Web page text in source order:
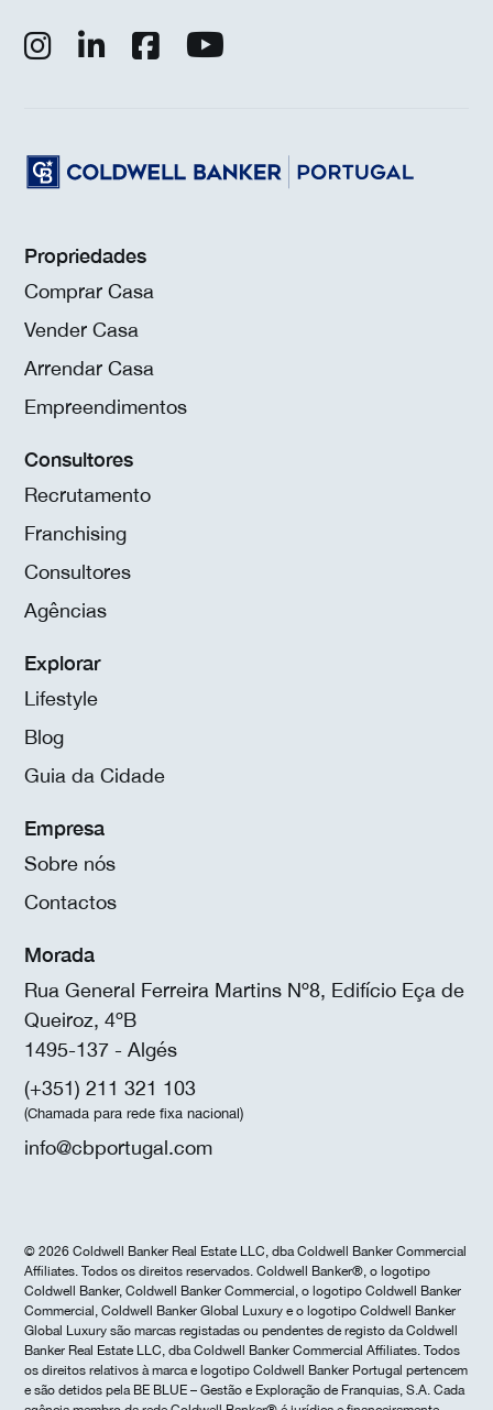
Propriedades
Comprar Casa
Vender Casa
Arrendar Casa
Empreendimentos
Consultores
Recrutamento
Franchising
Consultores
Agências
Explorar
Lifestyle
Blog
Guia da Cidade
Empresa
Sobre nós
Contactos
Morada
Rua General Ferreira Martins Nº8, Edifício Eça de
Queiroz, 4ºB
1495-137 - Algés
(+351) 211 321 103
(Chamada para rede fixa nacional)
info@cbportugal.com
© 2026 Coldwell Banker Real Estate LLC, dba Coldwell Banker Commercial
Affiliates. Todos os direitos reservados. Coldwell Banker®, o logotipo
Coldwell Banker, Coldwell Banker Commercial, o logotipo Coldwell Banker
Commercial, Coldwell Banker Global Luxury e o logotipo Coldwell Banker
Global Luxury são marcas registadas ou pendentes de registo da Coldwell
Banker Real Estate LLC, dba Coldwell Banker Commercial Affiliates. Todos
os direitos relativos à marca e logotipo Coldwell Banker Portugal pertencem
e são detidos pela BE BLUE – Gestão e Exploração de Franquias, S.A. Cada